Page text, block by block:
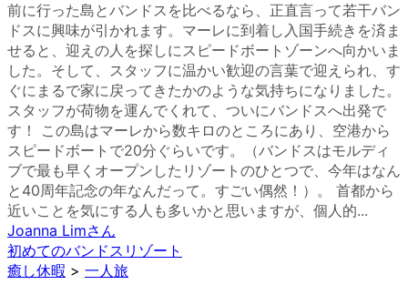
前に行った島とバンドスを比べるなら、正直言って若干バン
ドスに興味が引かれます。マーレに到着し入国手続きを済ま
せると、迎えの人を探しにスピードボートゾーンへ向かいま
した。そして、スタッフに温かい歓迎の言葉で迎えられ、す
ぐにまるで家に戻ってきたかのような気持ちになりました。
スタッフが荷物を運んでくれて、ついにバンドスへ出発で
す！ この島はマーレから数キロのところにあり、空港から
スピードボートで20分ぐらいです。（バンドスはモルディ
ブで最も早くオープンしたリゾートのひとつで、今年はなん
と40周年記念の年なんだって。すごい偶然！）。 首都から
近いことを気にする人も多いかと思いますが、個人的...
Joanna Limさん
初めてのバンドスリゾート
癒し休暇 > 一人旅